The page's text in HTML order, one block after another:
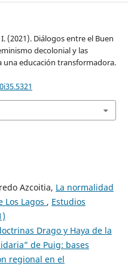
(2021). Diálogos entre el Buen
decolonial y las
una educación transformadora.
Azcoitia, La normalidad
Los Lagos , Estudios
Drago y Haya de la
de Puig: bases
regional en el